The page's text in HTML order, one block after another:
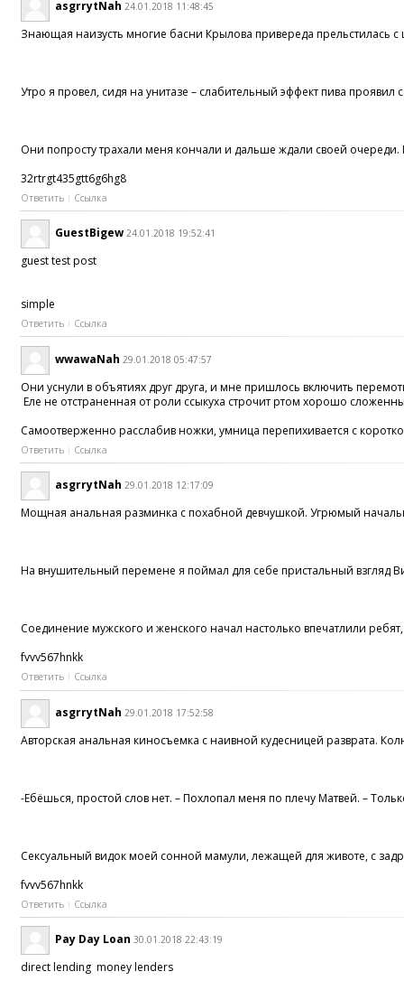
asgrrytNah 24.01.2018 11:48:45
Знающая наизусть многие басни Крылова привереда
Утро я провел, сидя на унитазе – слабительный эффект пива
Они попросту трахали меня кончали и дальше ждали своей очереди.
32rtrgt435gtt6g6hg8
Ответить Ссылка
GuestBigew 24.01.2018 19:52:41
guest test post
simple
Ответить Ссылка
wwawaNah 29.01.2018 05:47:57
Они уснули в объятиях друг друга, и мне пришлось включить
Еле не отстраненная от роли ссыкуха строчит ртом хорошо
Самоотверженно расслабив ножки, умница перепихивается c
Ответить Ссылка
asgrrytNah 29.01.2018 12:17:09
Мощная анальная разминка c похабной девчушкой. Угрюмый
На внушительный перемене я поймал для себе пристальный взгляд
Соединение мужского и женского начал настолько впечатлили
fvvv567hnkk
Ответить Ссылка
asgrrytNah 29.01.2018 17:52:58
Авторская анальная киносъемка c наивной кудесницей разврата.
-Ебёшься, простой слов нет. – Похлопал меня по плечу Матвей. –
Сексуальный видок моей сонной мамули, лежащей для животе, с
fvvv567hnkk
Ответить Ссылка
Pay Day Loan 30.01.2018 22:43:19
direct lending money lenders